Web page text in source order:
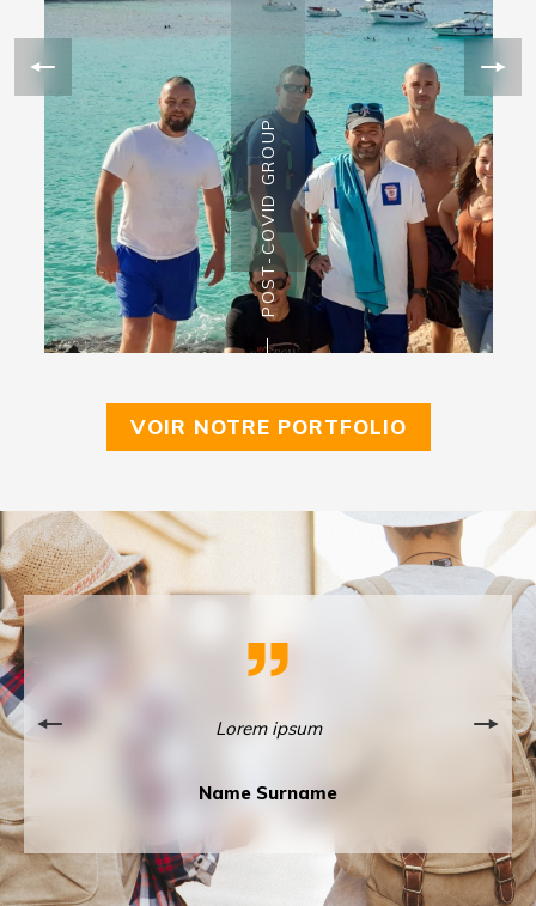
POST-COVID GROUP
VOIR NOTRE PORTFOLIO
Lorem ipsum
Name Surname